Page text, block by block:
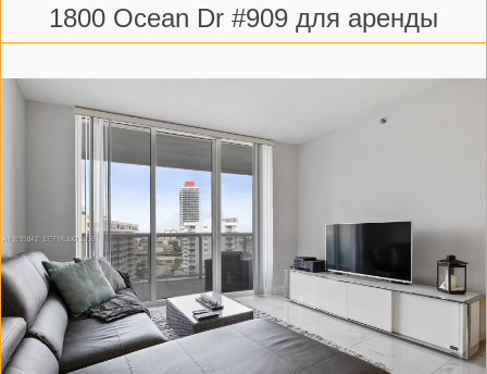
1800 Ocean Dr #909 для аренды